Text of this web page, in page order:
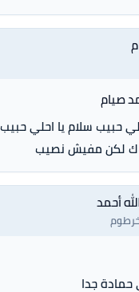
صيام
حبيب سلام يا احلي
لكن مفيش نصيب
أحمد
حمادة جدا